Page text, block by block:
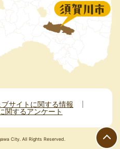
サイトに関する情報
関するアンケート
City. All Rights Reserved.